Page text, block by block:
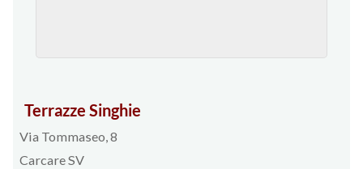
Terrazze Singhie
Via Tommaseo, 8
Carcare SV